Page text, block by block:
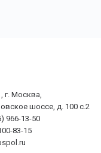
г. Москва,
шоссе, д. 100 с.2
966-13-50
83-15